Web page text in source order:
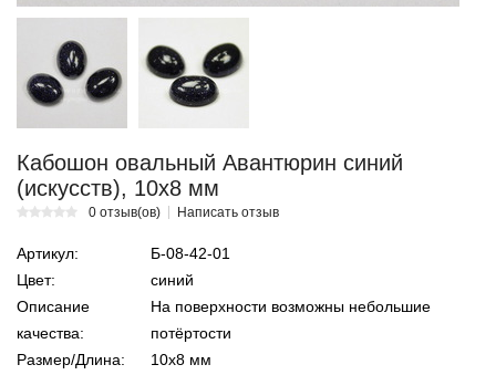
Кабошон овальный Авантюрин синий
(искусств), 10х8 мм
0 отзыв(ов) Написать отзыв
Артикул:
Б-08-42-01
Цвет:
синий
Описание
качества:
На поверхности возможны небольшие
потёртости
Размер/Длина:
10х8 мм